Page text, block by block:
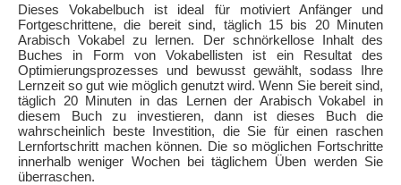
Dieses Vokabelbuch ist ideal für motiviert Anfänger und
Fortgeschrittene, die bereit sind, täglich 15 bis 20 Minuten
Arabisch Vokabel zu lernen. Der schnörkellose Inhalt des
Buches in Form von Vokabellisten ist ein Resultat des
Optimierungsprozesses und bewusst gewählt, sodass Ihre
Lernzeit so gut wie möglich genutzt wird. Wenn Sie bereit sind,
täglich 20 Minuten in das Lernen der Arabisch Vokabel in
diesem Buch zu investieren, dann ist dieses Buch die
wahrscheinlich beste Investition, die Sie für einen raschen
Lernfortschritt machen können. Die so möglichen Fortschritte
innerhalb weniger Wochen bei täglichem Üben werden Sie
überraschen.